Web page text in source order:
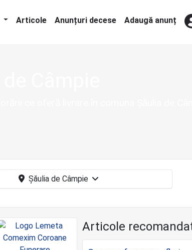
Articole Anunțuri decese Adaugă anunț
Articole